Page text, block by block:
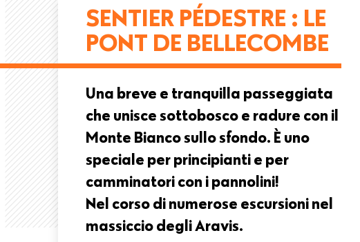
pane
SENTIER PÉDESTRE : LE
PONT DE BELLECOMBE
Una breve e tranquilla passeggiata
che unisce sottobosco e radure con il
Monte Bianco sullo sfondo. È uno
speciale per principianti e per
camminatori con i pannolini!
Nel corso di numerose escursioni nel
massiccio degli Aravis.